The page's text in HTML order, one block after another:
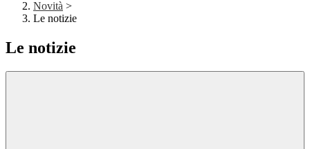
Novità >
Le notizie
Le notizie